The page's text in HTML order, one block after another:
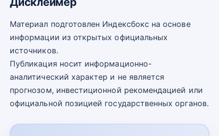
Материал подготовлен Индексбокс на основе
информации из открытых официальных
источников.
Публикация носит информационно-
аналитический характер и не является
прогнозом, инвестиционной рекомендацией или
официальной позицией государственных органов.